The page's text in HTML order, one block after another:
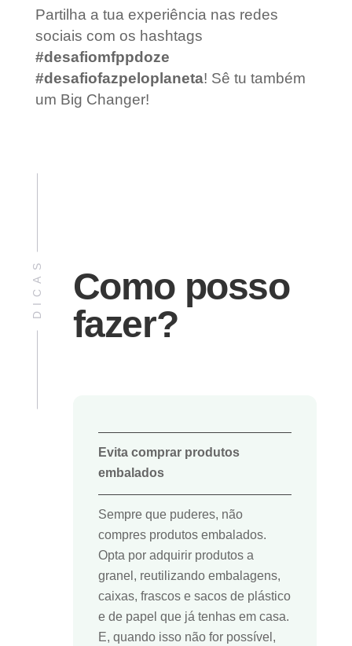
Partilha a tua experiência nas redes
sociais com os hashtags
#desafiomfppdoze
#desafiofazpeloplaneta! Sê tu também
um Big Changer!
DICAS
Como posso
fazer?
Evita comprar produtos
embalados
Sempre que puderes, não
compres produtos embalados.
Opta por adquirir produtos a
granel, reutilizando embalagens,
caixas, frascos e sacos de plástico
e de papel que já tenhas em casa.
E, quando isso não for possível,